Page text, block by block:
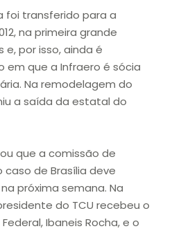
foi transferido para a
na primeira grande
por isso, ainda é
em que a Infraero é sócia
Na remodelagem do
a saída da estatal do
que a comissão de
de Brasília deve
próxima semana. Na
do TCU recebeu o
Ibaneis Rocha, e o